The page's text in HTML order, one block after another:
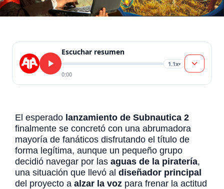
Escuchar resumen
1.1x▾
0:00
El esperado lanzamiento de Subnautica 2
finalmente se concretó con una abrumadora
mayoría de fanáticos disfrutando el título de
forma legítima, aunque un pequeño grupo
decidió navegar por las aguas de la piratería,
una situación que llevó al diseñador principal
del proyecto a alzar la voz para frenar la actitud